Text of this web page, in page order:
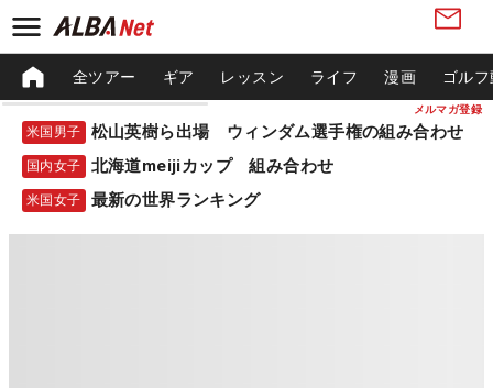
メルマガ登録
全ツアー ギア レッスン ライフ 漫画 ゴル
米国男子 松山英樹ら出場 ウィンダム選手権の組み合わせ
国内女子 北海道meijiカップ 組み合わせ
米国女子 最新の世界ランキング